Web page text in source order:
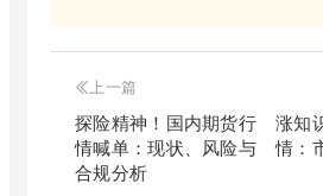
上一篇
探险精神！国内期货行
情喊单：现状、风险与
合规分析
涨知
情：